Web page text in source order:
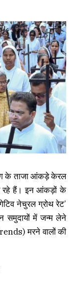
के ताजा आंकड़े केरल
रहे हैं। इन आंकड़ों के
नेचुरल ग्रोथ रेट’
समुदायों में जन्म लेने
मरने वालों की